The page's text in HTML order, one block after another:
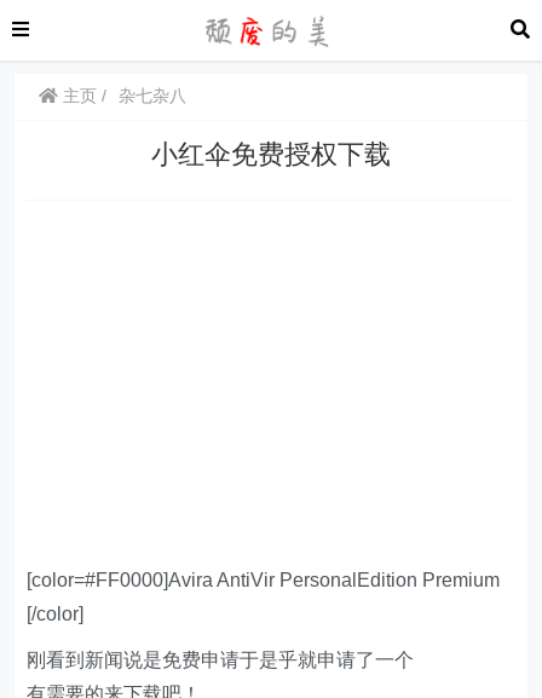
主页 杂七杂八
小红伞免费授权下载
[color=#FF0000]Avira AntiVir PersonalEdition Premium
[/color]
刚看到新闻说是免费申请于是乎就申请了一个
有需要的来下载吧！